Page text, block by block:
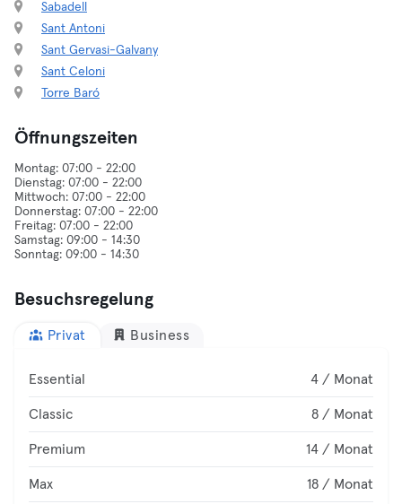
Sabadell
Sant Antoni
Sant Gervasi-Galvany
Sant Celoni
Torre Baró
Öffnungszeiten
Montag: 07:00 - 22:00
Dienstag: 07:00 - 22:00
Mittwoch: 07:00 - 22:00
Donnerstag: 07:00 - 22:00
Freitag: 07:00 - 22:00
Samstag: 09:00 - 14:30
Besuchsregelung
Privat Business
Essential 4 / Monat
Classic 8 / Monat
Premium 14 / Monat
Max 18 / Monat